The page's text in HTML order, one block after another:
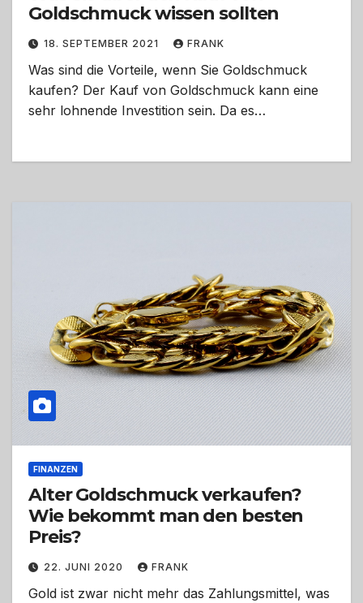
Goldschmuck wissen sollten
18. SEPTEMBER 2021 FRANK
Was sind die Vorteile, wenn Sie Goldschmuck
kaufen? Der Kauf von Goldschmuck kann eine
sehr lohnende Investition sein. Da es…
FINANZEN
Alter Goldschmuck verkaufen?
Wie bekommt man den besten
Preis?
22. JUNI 2020 FRANK
Gold ist zwar nicht mehr das Zahlungsmittel, was